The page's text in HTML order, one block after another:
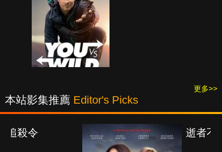
更多>>
本站影集推薦 Editor's Picks
逝者不安息